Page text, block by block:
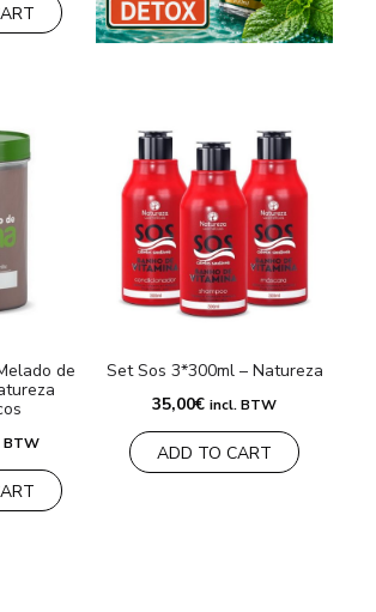
de
BTW
Set Sos 3*300ml – Natureza
35,00€ incl. BTW
ADD TO CART